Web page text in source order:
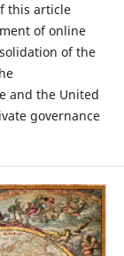
this article
of online
of the
and the United
governance